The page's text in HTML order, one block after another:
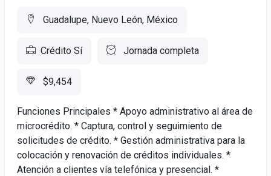
Guadalupe, Nuevo León, México
Crédito Sí Jornada completa
$9,454
Funciones Principales * Apoyo administrativo al área de
microcrédito. * Captura, control y seguimiento de
solicitudes de crédito. * Gestión administrativa para la
colocación y renovación de créditos individuales. *
Atención a clientes vía telefónica y presencial. *